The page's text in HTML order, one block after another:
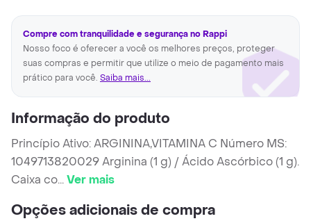
Compre com tranquilidade e segurança no Rappi
Nosso foco é oferecer a você os melhores preços, proteger
suas compras e permitir que utilize o meio de pagamento mais
prático para você. Saiba mais...
Informação do produto
Princípio Ativo: ARGININA,VITAMINA C Número MS:
1049713820029 Arginina (1 g) / Ácido Ascórbico (1 g).
Caixa co...Ver mais
Opções adicionais de compra